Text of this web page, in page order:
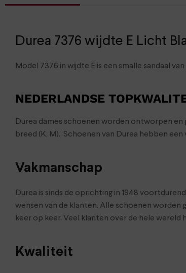
Durea 7376 wijdte E Licht
Model 7376 in wijdte E is een smalle sandaal
NEDERLANDSE
Durea dames schoenen worden ontworpen en
breed (K, M). Schoenen van Durea hebben
Vakmanschap
Durea is sinds de oprichting in 1948
wensen van de klanten. Alle schoenen
keer op keer. Veel klanten over de hele
Kwaliteit